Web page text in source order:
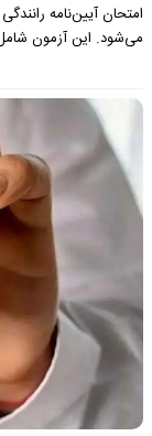
امتحان آیین‌نامه
می‌شود. این آزمون